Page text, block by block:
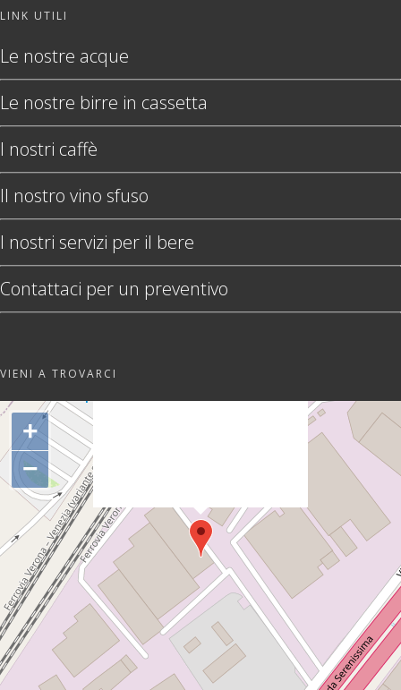
LINK UTILI
Le nostre acque
Le nostre birre in cassetta
I nostri caffè
Il nostro vino sfuso
I nostri servizi per il bere
Contattaci per un preventivo
VIENI A TROVARCI
s=d.createElement('scr'+'ipt');
+
−